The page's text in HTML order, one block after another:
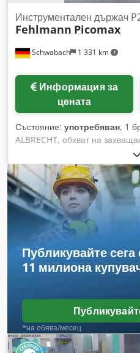
Schwabach 1 331 km
Инструментален държач
Fehlmann Picomax
Информация за
цената
Състояние: употребяван, 1
ALBRECHT, обхват на
Морзе с прихващащ диск,
бр. патронници с накрайник и
70 мм. 1 бр. патронник с
дължина 40 мм. 1 бр.
Публикувайте сега
11 милиона
*на обява/месец